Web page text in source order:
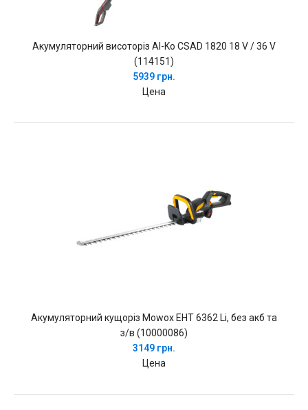
Акумуляторний висоторіз Al-Ko CSAD 1820 18 V / 36 V
(114151)
5939 грн.
Цена
Акумуляторний кущоріз Mowox EHT 6362 Li, без акб та
з/в (10000086)
3149 грн.
Цена